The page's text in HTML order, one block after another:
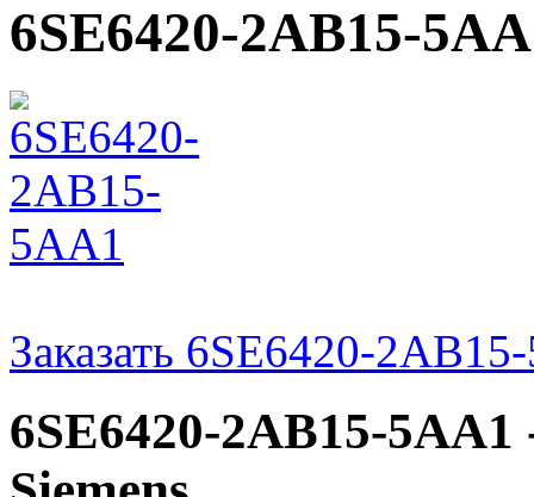
6SE6420-2AB15-
Заказать 6SE6420-
6SE6420-2AB15-5AA1